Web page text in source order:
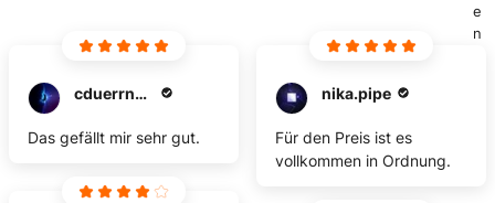
e
n
cduerrnagel
Das gefällt mir sehr gut.
nika.pipe
Für den Preis ist es
vollkommen in Ordnung.